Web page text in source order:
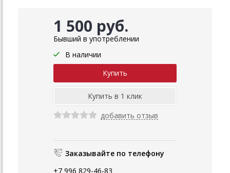
1 500 руб.
Бывший в употреблении
В наличии
добавить отзыв
Заказывайте по телефону
+7 996 829-46-83